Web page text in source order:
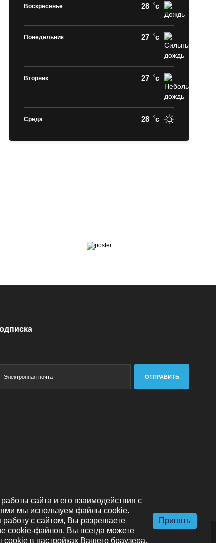
Воскресенье 28 c
Понедельник 27 c
Вторник 27 c
Среда 28 c
ОТПРАВИТЬ
сайта и его взаимодействия с
мы используем файлы cookie.
с сайтом, Вы разрешаете
cookie-файлов. Вы всегда можете
в настройках Вашего браузера.
Принять